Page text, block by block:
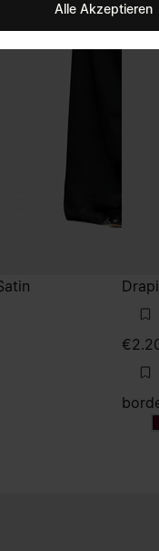
Alle Akzeptieren